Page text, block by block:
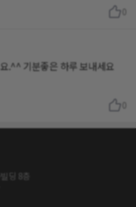
.^^ 기분좋은 하루 보내세요
딩 8층